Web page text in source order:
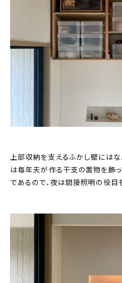
上部収納を支えるふかし壁にはな
は毎年夫が作る干支の置物を飾
であるので、夜は間接照明の役目